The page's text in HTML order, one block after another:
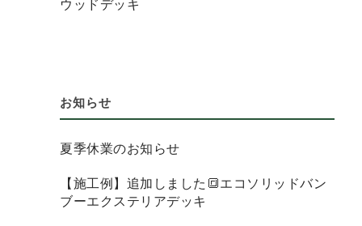
ウッドデッキ
お知らせ
夏季休業のお知らせ
【施工例】追加しました🔳エコソリッドバン
ブーエクステリアデッキ